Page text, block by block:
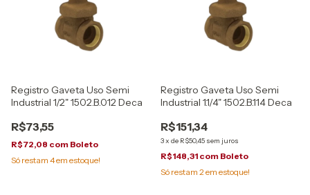
Registro Gaveta Uso Semi
Industrial 1/2" 1502.B.012 Deca
R$73,55
R$72,08 com Boleto
Só restam 4em estoque!
Registro Gaveta Uso Semi
Industrial 1.1/4" 1502.B.114 Deca
R$151,34
3x de R$50,45 sem juros
R$148,31 com Boleto
Só restam 2em estoque!